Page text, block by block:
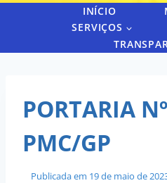
INÍCIO
SERVIÇOS
PORTARIA
PMC/GP
Publicada em 19 de maio de